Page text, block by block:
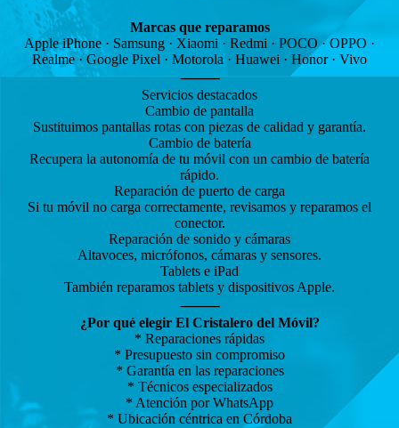
Marcas que reparamos
Apple iPhone · Samsung · Xiaomi · Redmi · POCO · OPPO ·
Realme · Google Pixel · Motorola · Huawei · Honor · Vivo
⸻
Servicios destacados
Cambio de pantalla
Sustituimos pantallas rotas con piezas de calidad y garantía.
Cambio de batería
Recupera la autonomía de tu móvil con un cambio de batería
rápido.
Reparación de puerto de carga
Si tu móvil no carga correctamente, revisamos y reparamos el
conector.
Reparación de sonido y cámaras
Altavoces, micrófonos, cámaras y sensores.
Tablets e iPad
También reparamos tablets y dispositivos Apple.
⸻
¿Por qué elegir El Cristalero del Móvil?
* Reparaciones rápidas
* Presupuesto sin compromiso
* Garantía en las reparaciones
* Técnicos especializados
* Atención por WhatsApp
* Ubicación céntrica en Córdoba